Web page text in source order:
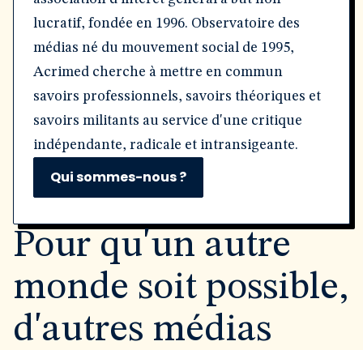
lucratif, fondée en 1996. Observatoire des
médias né du mouvement social de 1995,
Acrimed cherche à mettre en commun
savoirs professionnels, savoirs théoriques et
savoirs militants au service d'une critique
indépendante, radicale et intransigeante.
Qui sommes-nous ?
Pour qu'un autre
monde soit possible,
d'autres médias